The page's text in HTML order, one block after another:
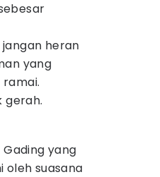
heran
yang
gerah.
yang
oleh suasana